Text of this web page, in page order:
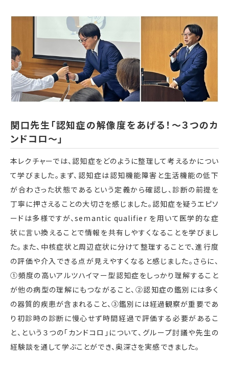
関口先生「認知症の解像度をあげる！～３つのカ
ンドコロ～」
本レクチャーでは、認知症をどのように整理して考えるかについ
て学びました。まず、認知症は認知機能障害と生活機能の低下
が合わさった状態であるという定義から確認し、診断の前提を
丁寧に押さえることの大切さを感じました。認知症を疑うエピソ
ードは多様ですが、semantic qualifier を用いて医学的な症
状に言い換えることで情報を共有しやすくなることを学びまし
た。また、中核症状と周辺症状に分けて整理することで、進行度
の評価や介入できる点が見えやすくなると感じました。さらに、
①頻度の高いアルツハイマー型認知症をしっかり理解すること
が他の病型の理解にもつながること、②認知症の鑑別には多く
の器質的疾患が含まれること、③鑑別には経過観察が重要であ
り初診時の診断に慢心せず時間経過で評価する必要があるこ
と、という３つの「カンドコロ」について、グループ討議や先生の
経験談を通して学ぶことができ、奥深さを実感できました。